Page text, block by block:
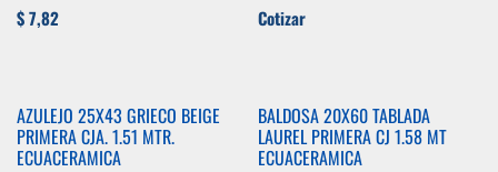
$7,82 Cotizar
AZULEJO 25X43 GRIECO BEIGE
PRIMERA CJA. 1.51 MTR.
ECUACERAMICA
BALDOSA 20X60 TABLADA
LAUREL PRIMERA CJ 1.58 MT
ECUACERAMICA